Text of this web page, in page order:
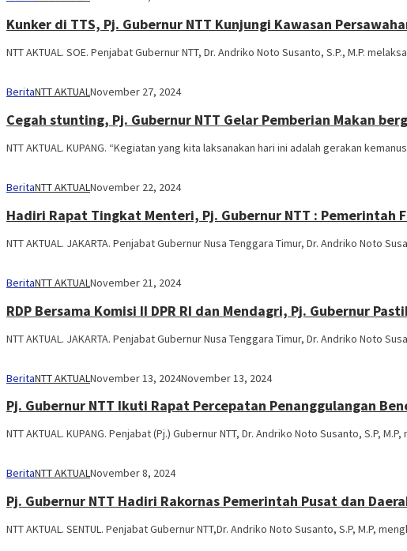
Kunker di TTS, Pj. Gubernur NTT Kunjungi Kawasan
NTT AKTUAL. SOE. Penjabat Gubernur NTT, Dr. Andriko Noto Susanto, S.P., M.P.
BeritaNTT AKTUALNovember 27, 2024
Cegah stunting, Pj. Gubernur NTT Gelar Pemberian Makan
NTT AKTUAL. KUPANG. “Kegiatan yang kita laksanakan hari ini adalah gerakan
BeritaNTT AKTUALNovember 22, 2024
Hadiri Rapat Tingkat Menteri, Pj. Gubernur NTT : Pemerintah
NTT AKTUAL. JAKARTA. Penjabat Gubernur Nusa Tenggara Timur, Dr. Andriko Noto
BeritaNTT AKTUALNovember 21, 2024
RDP Bersama Komisi II DPR RI dan Mendagri, Pj. Gubernur
NTT AKTUAL. JAKARTA. Penjabat Gubernur Nusa Tenggara Timur, Dr. Andriko Noto
BeritaNTT AKTUAL November 13, 2024November 13, 2024
Pj. Gubernur NTT Ikuti Rapat Percepatan Penanggulangan
NTT AKTUAL. KUPANG. Penjabat (Pj.) Gubernur NTT, Dr. Andriko Noto Susanto, S.P,
BeritaNTT AKTUALNovember 8, 2024
Pj. Gubernur NTT Hadiri Rakornas Pemerintah Pusat dan
NTT AKTUAL. SENTUL. Penjabat Gubernur NTT,Dr. Andriko Noto Susanto, S.P, M.P,